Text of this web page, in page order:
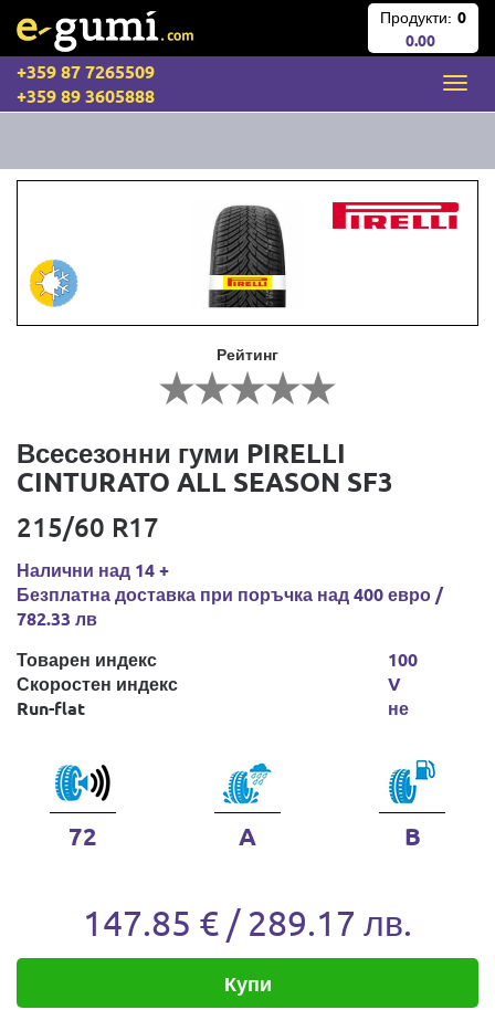
Продукти: 0
0.00
+359 87 7265509
+359 89 3605888
Рейтинг
Всесезонни гуми PIRELLI
CINTURATO ALL SEASON SF3
215/60 R17
Налични над 14 +
Безплатна доставка при поръчка над 400 евро /
782.33 лв
Товарен индекс
Скоростен индекс
Run-flat
100
V
не
72 A B
147.85 € / 289.17 лв.
Купи